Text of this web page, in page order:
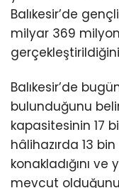
Balıkesir’de
milyar 369 milyon
Balıkesir’de
bulunduğunu
kapasitesinin 17
hâlihazırda 13
konakladığını ve
mevcut